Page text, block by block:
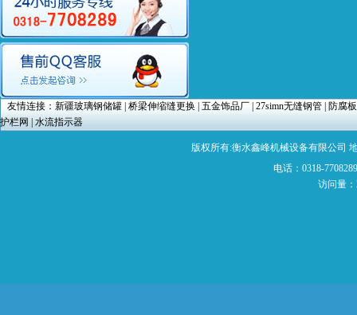
友情连接： 新疆玻璃钢储罐 桥梁伸缩缝更换 五金饰品厂 27simn无缝钢管
防腐板
护栏网
水流指示器
版权所有:衡水鑫峰机械设备有限公司
电话：0318-
访问量